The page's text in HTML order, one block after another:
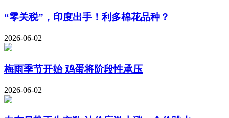
“零关税”，印度出手！利多棉花品种？
2026-06-02
梅雨季节开始 鸡蛋将阶段性承压
2026-06-02